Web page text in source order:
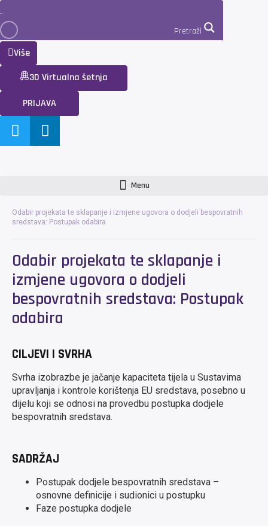
Pretraži
Više
3D Virtualna šetnja
PRIJAVA
Menu
Odabir projekata te sklapanje i izmjene ugovora o dodjeli bespovratnih
sredstava: Postupak odabira
Odabir projekata te sklapanje i
izmjene ugovora o dodjeli
bespovratnih sredstava: Postupak
odabira
CILJEVI I SVRHA
Svrha izobrazbe je jačanje kapaciteta tijela u Sustavima
upravljanja i kontrole korištenja EU sredstava, posebno u
dijelu koji se odnosi na provedbu postupka dodjele
bespovratnih sredstava.
SADRŽAJ
Postupak dodjele bespovratnih sredstava –
osnovne definicije i sudionici u postupku
Faze postupka dodjele